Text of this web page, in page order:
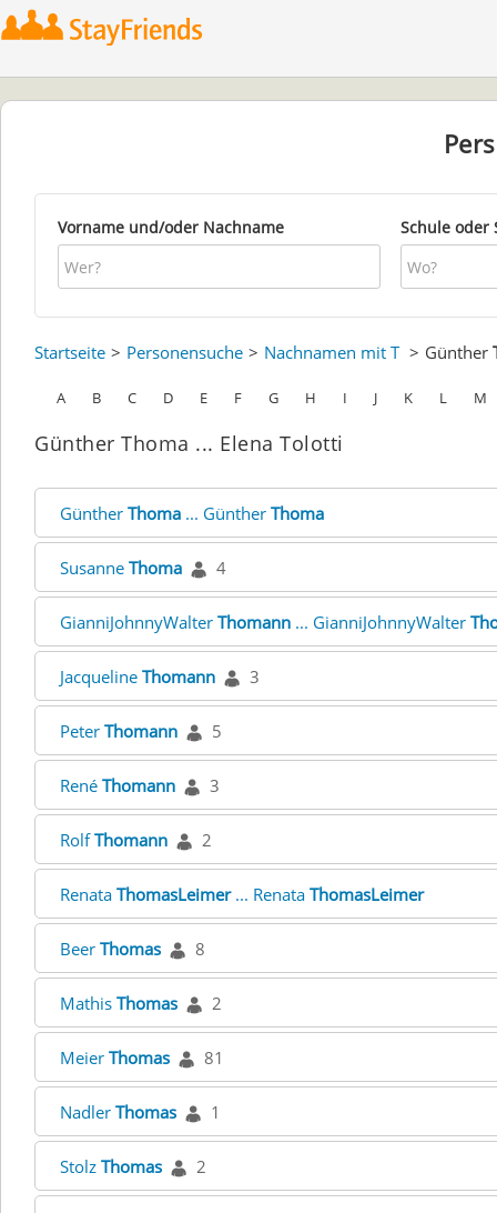
Vorname und/oder Nachname Schule oder
Startseite Personensuche Nachnamen mit T Günther
A B C D E F G H I J K L M
Günther Thoma ... Elena Tolotti
Günther Thoma ... Günther Thoma
Susanne Thoma 4
GianniJohnnyWalter Thomann ... GianniJohnnyWalter
Jacqueline Thomann 3
Peter Thomann 5
René Thomann 3
RolfThomann 2
Renata ThomasLeimer... Renata ThomasLeimer
Beer Thomas 8
Mathis Thomas 2
Meier Thomas 81
Nadler Thomas 1
Stolz Thomas 2